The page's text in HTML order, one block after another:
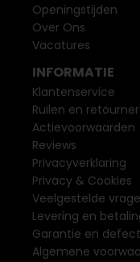
Openingstijden
Over Ons
Vacatures
INFORMATIE
Klantenservice
Ruilen en
Actievoorwaarden
Reviews
Privacyverklaring
Privacy & Cookies
Veelgestelde
Levering en
Garantie en
Algemene